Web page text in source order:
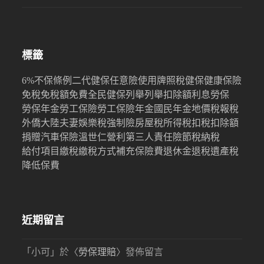
標籤
6%不保條例 二代健保任意險使用牌照稅健保健康保險
免稅免稅額免費全民健保列舉列舉扣除額利息勞保
勞保年金勞工保險勞工保險年金國民年金地價稅報稅
外僑大陸夫妻娛樂稅強制險房屋稅所得稅扣稅扣除額
捐贈汽車保險溫世仁營利 第三人責任險節稅納稅
給付項目繳稅繳稅方式補充保險費退休金退稅遺產稅
降低保費
近期留言
「小可 」於〈勞保理賠〉發佈留言